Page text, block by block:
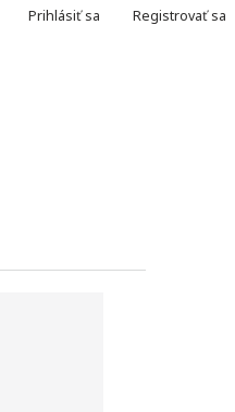
Prihlásiť sa Registrovať sa